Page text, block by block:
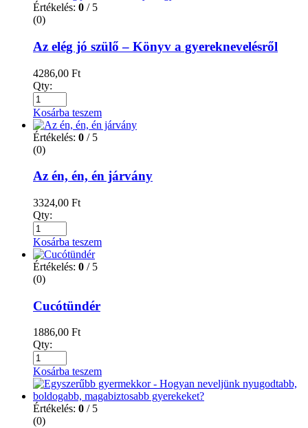
Értékelés: 0 / 5
(0)
Az elég jó szülő – Könyv a gyereknevelésről
4286,00 Ft
Qty:
Kosárba teszem
Értékelés: 0 / 5
(0)
Az én, én, én járvány
3324,00 Ft
Qty:
Kosárba teszem
Értékelés: 0 / 5
(0)
Cucótündér
1886,00 Ft
Qty:
Kosárba teszem
Értékelés: 0 / 5
(0)